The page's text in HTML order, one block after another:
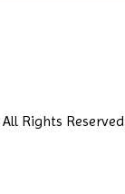
Rights Reserved